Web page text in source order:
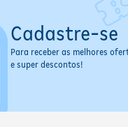
local fresco e seco,
na embalagem antes
contato acidental com
em caso de alergia a algum
Cadastre-se
Para receber as melhores
e super descontos!